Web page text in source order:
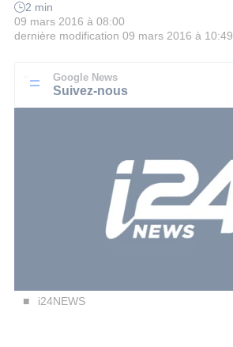
2 min
09 mars 2016 à 08:00
dernière modification 09 mars 2016 à 10:49
Google News
Suivez-nous
i24NEWS